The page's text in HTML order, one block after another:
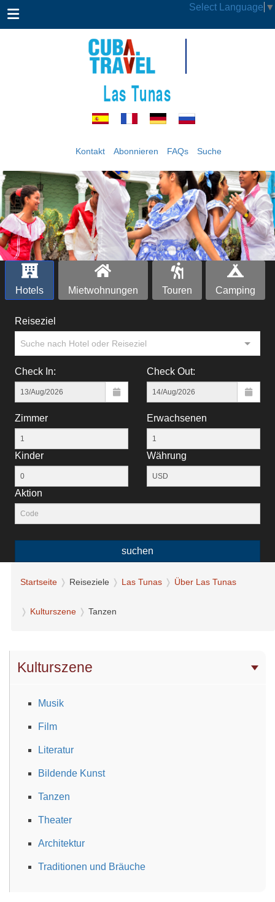
Select Language ▼
Las Tunas
Kontakt Abonnieren FAQs Suche
‹ ›
Hotels Mietwohnungen Touren Camping
Reiseziel
Suche nach Hotel oder Reiseziel
Check In: Check Out:
Zimmer Erwachsenen
Kinder Währung
Aktion
suchen
Startseite Reiseziele Las Tunas Über Las Tunas
Kulturszene Tanzen
Kulturszene
Musik
Film
Literatur
Bildende Kunst
Tanzen
Theater
Architektur
Traditionen und Bräuche